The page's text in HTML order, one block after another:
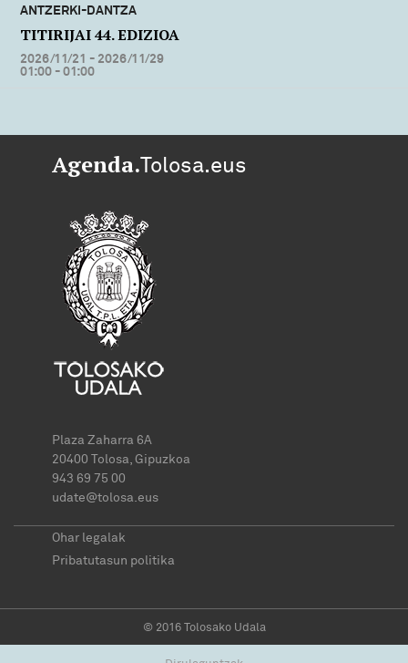
ANTZERKI-DANTZA
TITIRIJAI 44. EDIZIOA
2026/11/21 - 2026/11/29
01:00 - 01:00
Agenda.Tolosa.eus
Plaza Zaharra 6A
20400 Tolosa, Gipuzkoa
943 69 75 00
udate@tolosa.eus
Ohar legalak
Pribatutasun politika
© 2016 Tolosako Udala